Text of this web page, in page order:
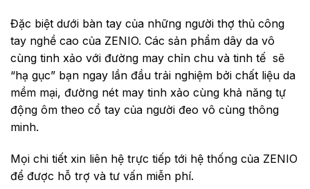
Đặc biệt dưới bàn tay của những người thợ thủ công
tay nghề cao của ZENIO. Các sản phẩm dây da vô
cùng tinh xảo với đường may chỉn chu và tinh tế sẽ
“hạ gục” bạn ngay lần đầu trải nghiệm bởi chất liệu da
mềm mại, đường nét may tinh xảo cùng khả năng tự
động ôm theo cổ tay của người đeo vô cùng thông
minh.
Mọi chi tiết xin liên hệ trực tiếp tới hệ thống của ZENIO
để được hỗ trợ và tư vấn miễn phí.